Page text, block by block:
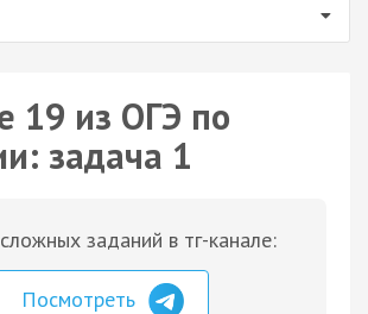
19 из ОГЭ по
задача 1
заданий в тг-канале:
Посмотреть